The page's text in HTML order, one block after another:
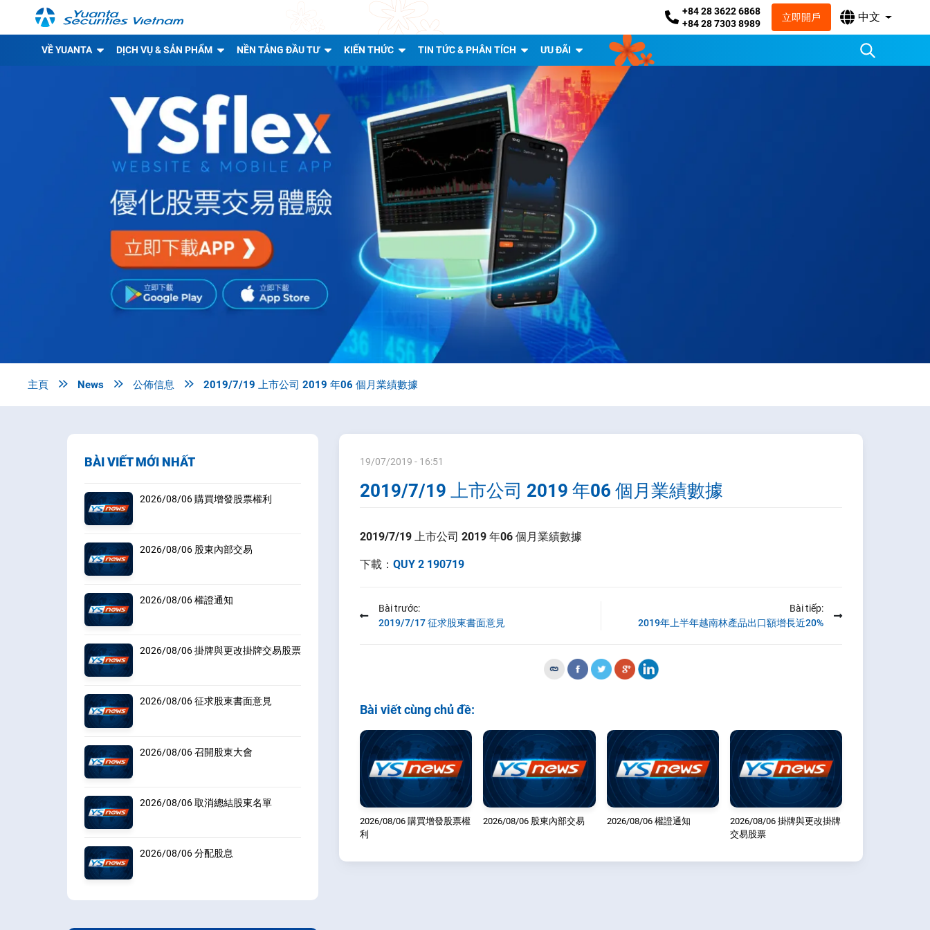
+84 28 3622 6868
+84 28 7303 8989
立即開戶 中文
VỀ YUANTA DỊCH VỤ & SẢN PHẨM NỀN TẢNG ĐẦU TƯ KIẾN THỨC TIN TỨC & PHÂN TÍCH ƯU ĐÃI
主頁  News  公佈信息  2019/7/19 上市公司 2019 年06 個月業績數據
BÀI VIẾT MỚI NHẤT
2026/08/06 購買增發股票權利
2026/08/06 股東內部交易
2026/08/06 權證通知
2026/08/06 掛牌與更改掛牌交易股票
2026/08/06 征求股東書面意見
2026/08/06 召開股東大會
2026/08/06 取消總結股東名單
2026/08/06 分配股息
19/07/2019 - 16:51
2019/7/19 上市公司 2019 年06 個月業績數據
2019/7/19 上市公司 2019 年06 個月業績數據
下載：QUY 2 190719
Bài trước:
2019/7/17 征求股東書面意見
Bài tiếp:
2019年上半年越南林產品出口額增長近20%
Bài viết cùng chủ đề:
2026/08/06 購買增發股票權
利
2026/08/06 股東內部交易 2026/08/06 權證通知
2026/08/06 掛牌與更改掛牌
交易股票